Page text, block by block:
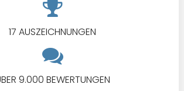
17 AUSZEICHNUNGEN
9.000 BEWERTUNGEN